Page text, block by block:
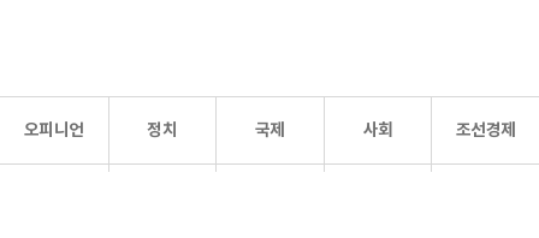
오피니언 정치 국제 사회 조선경제